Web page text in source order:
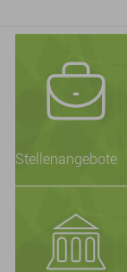
Stellenangebote